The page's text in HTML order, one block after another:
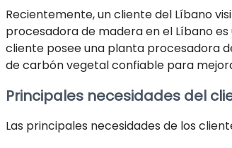
Recientemente, un cliente del Líbano
procesadora de madera en el Líbano
cliente posee una planta procesadora
de carbón vegetal confiable para
Principales necesidades del
Las principales necesidades de los